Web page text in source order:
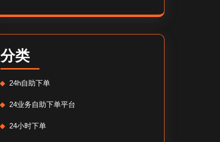
分类
24h自助下单
24业务自助下单平台
24小时下单